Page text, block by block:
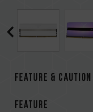
FEATURE & CAUTION
FEATURE